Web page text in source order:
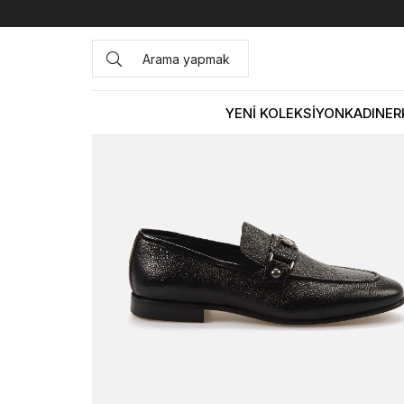
YENİ KOLEKSİYONKADIN
Anasayfa ERKEK AYAKKABI Klasik Kemal Tanca